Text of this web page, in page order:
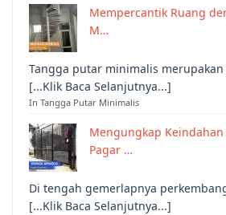
Mempercantik Ruang
M…
Tangga putar minimalis
[...Klik Baca Selanjutnya...]
In Tangga Putar Minimalis
Mengungkap
Pagar …
Di tengah gemerlapnya
[...Klik Baca Selanjutnya...]